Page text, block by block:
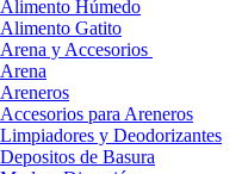
Alimento Húmedo
Alimento Gatito
Arena y Accesorios
Arena
Areneros
Accesorios para Areneros
Limpiadores y Deodorizantes
Depositos de Basura